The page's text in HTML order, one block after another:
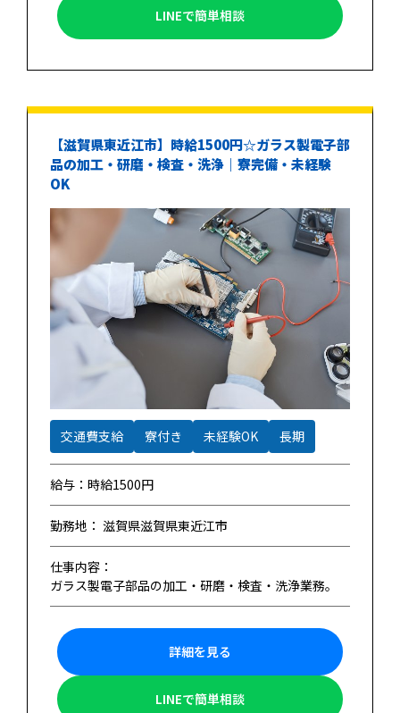
LINEで簡単相談
【滋賀県東近江市】時給1500円☆ガラス製電子部
品の加工・研磨・検査・洗浄｜寮完備・未経験
OK
交通費支給 寮付き 未経験OK 長期
給与：時給1500円
勤務地： 滋賀県滋賀県東近江市
仕事内容：
ガラス製電子部品の加工・研磨・検査・洗浄業務。
詳細を見る
LINEで簡単相談